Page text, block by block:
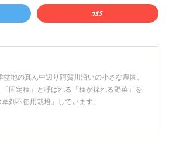
地の真ん中辺り阿賀川沿いの小さな農園。
固定種」と呼ばれる「種が採れる野菜」を
剤不使用栽培」しています。